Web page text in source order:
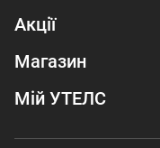
Акції
Магазин
Мій УТЕЛС